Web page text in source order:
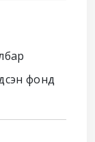
фонд